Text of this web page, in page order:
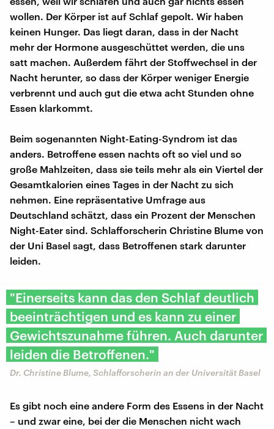
wollen. Der Körper ist auf Schlaf gepolt. Wir haben
keinen Hunger. Das liegt daran, dass in der Nacht
mehr der Hormone ausgeschüttet werden, die uns
satt machen. Außerdem fährt der Stoffwechsel in der
Nacht herunter, so dass der Körper weniger Energie
verbrennt und auch gut die etwa acht Stunden ohne
Essen klarkommt.
Beim sogenannten Night-Eating-Syndrom ist das
anders. Betroffene essen nachts oft so viel und so
große Mahlzeiten, dass sie teils mehr als ein Viertel der
Gesamtkalorien eines Tages in der Nacht zu sich
nehmen. Eine repräsentative Umfrage aus
Deutschland schätzt, dass ein Prozent der Menschen
Night-Eater sind. Schlafforscherin Christine Blume von
der Uni Basel sagt, dass Betroffenen stark darunter
leiden.
"Einerseits kann das den Schlaf deutlich
beeinträchtigen und es kann zu einer
Gewichtszunahme führen. Auch darunter
leiden die Betroffenen."
Dr. Christine Blume, Schlafforscherin an der Universität Basel
Es gibt noch eine andere Form des Essens in der Nacht
– und zwar eine, bei der die Menschen nicht wach